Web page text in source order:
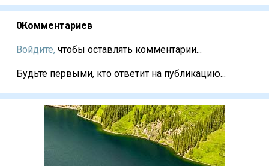
0Комментариев
Войдите, чтобы оставлять комментарии...
Будьте первыми, кто ответит на публикацию...